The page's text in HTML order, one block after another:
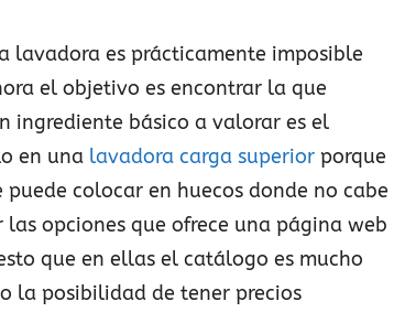
lavadora es prácticamente imposible
el objetivo es encontrar la que
ingrediente básico a valorar es el
en una lavadora carga superior porque
colocar en huecos donde no cabe
opciones que ofrece una página web
que en ellas el catálogo es mucho
la posibilidad de tener precios